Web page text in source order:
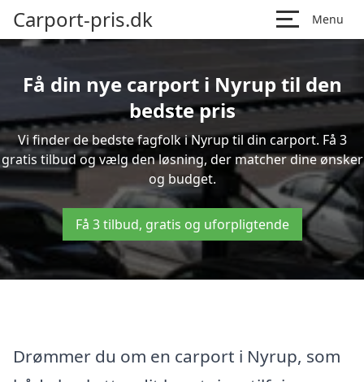
Carport-pris.dk Menu
Få din nye carport i Nyrup til den
bedste pris
Vi finder de bedste fagfolk i Nyrup til din carport. Få 3
gratis tilbud og vælg den løsning, der matcher dine ønsker
og budget.
Få 3 tilbud, gratis og uforpligtende
Drømmer du om en carport i Nyrup, som